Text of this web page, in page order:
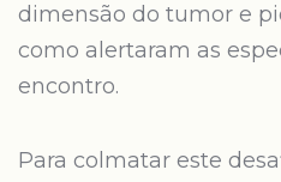
dimensão do tumor e
como alertaram as
encontro.
Para colmatar este